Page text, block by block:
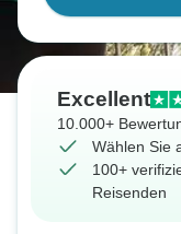
Excellent
10.000+
Wählen Sie
100+
Reisenden